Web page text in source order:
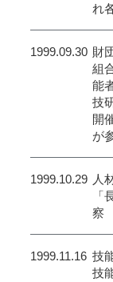
れ
1999.09.30 財
組
能
技
開
が
1999.10.29 人
「
察
1999.11.16 技
技